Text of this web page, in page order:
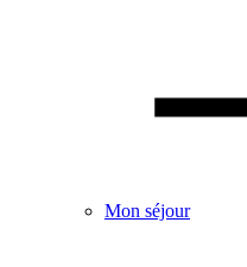
Mon séjour